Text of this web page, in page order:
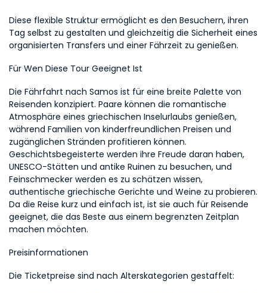
Diese flexible Struktur ermöglicht es den Besuchern, ihren
Tag selbst zu gestalten und gleichzeitig die Sicherheit eines
organisierten Transfers und einer Fährzeit zu genießen.
Für Wen Diese Tour Geeignet Ist
Die Fährfahrt nach Samos ist für eine breite Palette von
Reisenden konzipiert. Paare können die romantische
Atmosphäre eines griechischen Inselurlaubs genießen,
während Familien von kinderfreundlichen Preisen und
zugänglichen Stränden profitieren können.
Geschichtsbegeisterte werden ihre Freude daran haben,
UNESCO-Stätten und antike Ruinen zu besuchen, und
Feinschmecker werden es zu schätzen wissen,
authentische griechische Gerichte und Weine zu probieren.
Da die Reise kurz und einfach ist, ist sie auch für Reisende
geeignet, die das Beste aus einem begrenzten Zeitplan
machen möchten.
Preisinformationen
Die Ticketpreise sind nach Alterskategorien gestaffelt: